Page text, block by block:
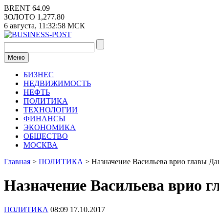
Перейти
к
содержимому
BRENT 64.09
ЗОЛОТО 1,277.80
6 августа, 11:32:59 МСК
Меню
БИЗНЕС
НЕДВИЖИМОСТЬ
НЕФТЬ
ПОЛИТИКА
ТЕХНОЛОГИИ
ФИНАНСЫ
ЭКОНОМИКА
ОБЩЕСТВО
МОСКВА
Главная > ПОЛИТИКА > Назначение Васильева врио главы
Назначение Васильева врио
ПОЛИТИКА 08:09 17.10.2017